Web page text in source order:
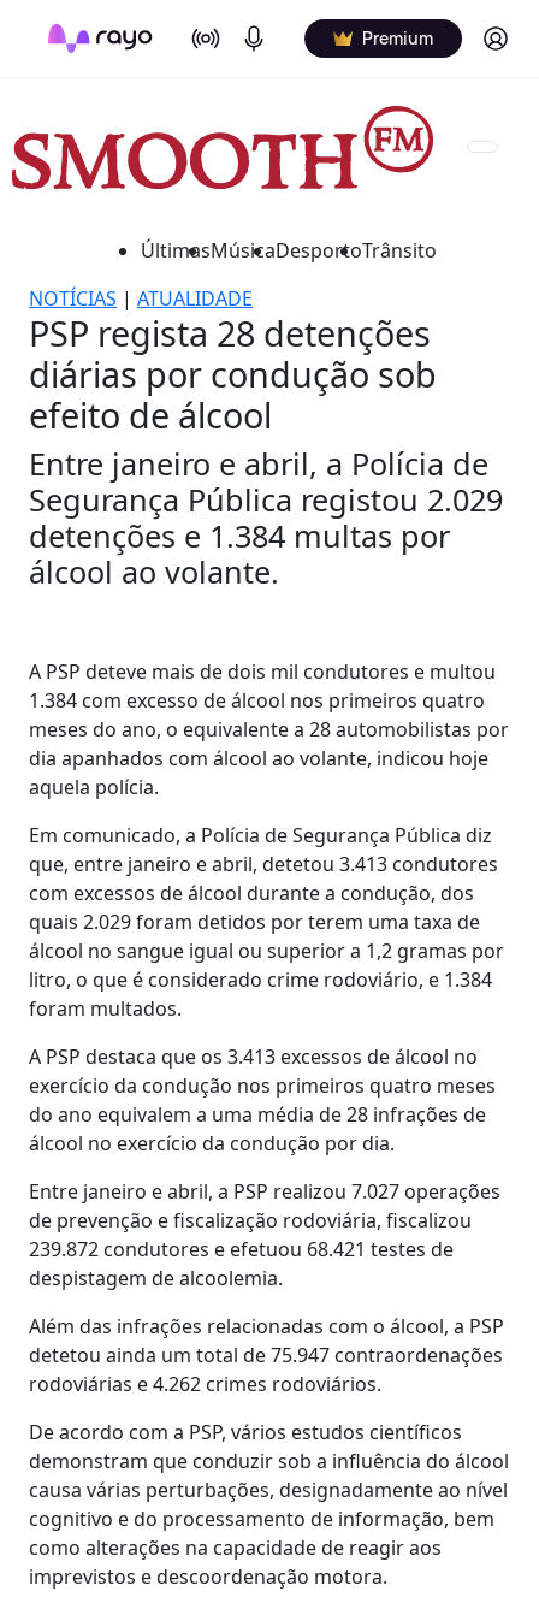
On Air Podcasts Premium Log in
ÚltimasMúsicaDesportoTrânsito
NOTÍCIAS | ATUALIDADE
PSP regista 28 detenções
diárias por condução sob
efeito de álcool
Entre janeiro e abril, a Polícia de
Segurança Pública registou 2.029
detenções e 1.384 multas por
álcool ao volante.
A PSP deteve mais de dois mil condutores e multou
1.384 com excesso de álcool nos primeiros quatro
meses do ano, o equivalente a 28 automobilistas por
dia apanhados com álcool ao volante, indicou hoje
aquela polícia.
Em comunicado, a Polícia de Segurança Pública diz
que, entre janeiro e abril, detetou 3.413 condutores
com excessos de álcool durante a condução, dos
quais 2.029 foram detidos por terem uma taxa de
álcool no sangue igual ou superior a 1,2 gramas por
litro, o que é considerado crime rodoviário, e 1.384
foram multados.
A PSP destaca que os 3.413 excessos de álcool no
exercício da condução nos primeiros quatro meses
do ano equivalem a uma média de 28 infrações de
álcool no exercício da condução por dia.
Entre janeiro e abril, a PSP realizou 7.027 operações
de prevenção e fiscalização rodoviária, fiscalizou
239.872 condutores e efetuou 68.421 testes de
despistagem de alcoolemia.
Além das infrações relacionadas com o álcool, a PSP
detetou ainda um total de 75.947 contraordenações
rodoviárias e 4.262 crimes rodoviários.
De acordo com a PSP, vários estudos científicos
demonstram que conduzir sob a influência do álcool
causa várias perturbações, designadamente ao nível
cognitivo e do processamento de informação, bem
como alterações na capacidade de reagir aos
imprevistos e descoordenação motora.